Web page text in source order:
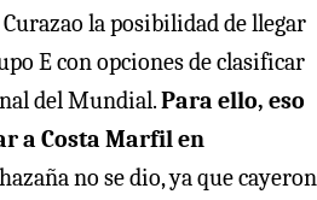
la posibilidad de llegar
E con opciones de clasificar
del Mundial.Para ello, eso
a Costa Marfil en
no se dio, ya que cayeron